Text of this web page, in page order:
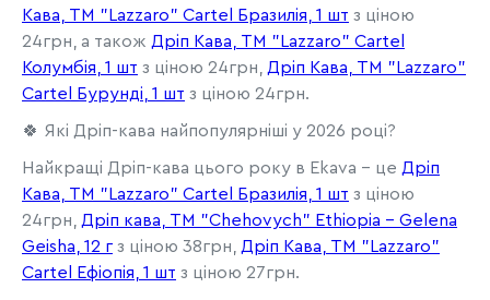
Кава, ТМ "Lazzaro" Cartel Бразилія, 1 шт з ціною
24грн, а також Дріп Кава, ТМ "Lazzaro" Cartel
Колумбія, 1 шт з ціною 24грн, Дріп Кава, ТМ "Lazzaro"
Cartel Бурунді, 1 шт з ціною 24грн.
🍀 Які Дріп-кава найпопулярніші у 2026 році?
Найкращі Дріп-кава цього року в Ekava - це Дріп
Кава, ТМ "Lazzaro" Cartel Бразилія, 1 шт з ціною
24грн, Дріп кава, TM "Chehovych" Ethiopia - Gelena
Geisha, 12 г з ціною 38грн, Дріп Кава, ТМ "Lazzaro"
Cartel Ефіопія, 1 шт з ціною 27грн.